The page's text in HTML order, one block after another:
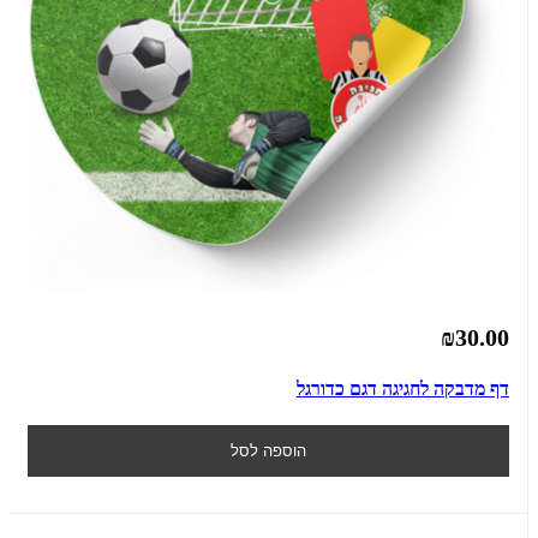
₪30.00
דף מדבקה לחגיגה דגם כדורגל
הוספה לסל